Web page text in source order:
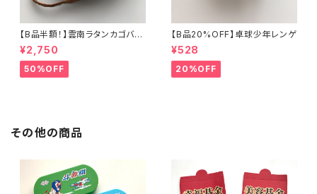
【B品半額！】雲南ラタンカゴバッ
グ
¥2,750
50%OFF
【B品20%OFF】卓球少年レンゲ
¥528
20%OFF
その他の商品